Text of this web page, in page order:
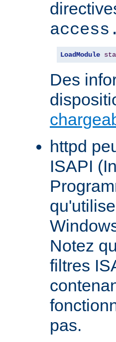
LoadModule
Des
httpd
ISAPI
Notez
filtres
pas.